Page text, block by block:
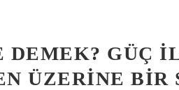
DEMEK? GÜÇ
ÜZERINE